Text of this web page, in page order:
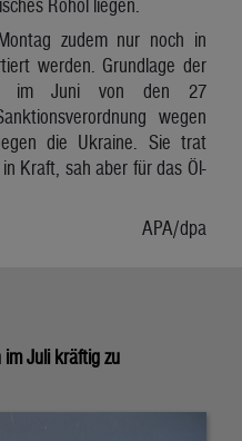
zudem nur noch in
werden. Grundlage der
im Juni von den 27
wegen
die Ukraine. Sie trat
Kraft, sah aber für das Öl-
APA/dpa
Juli kräftig zu